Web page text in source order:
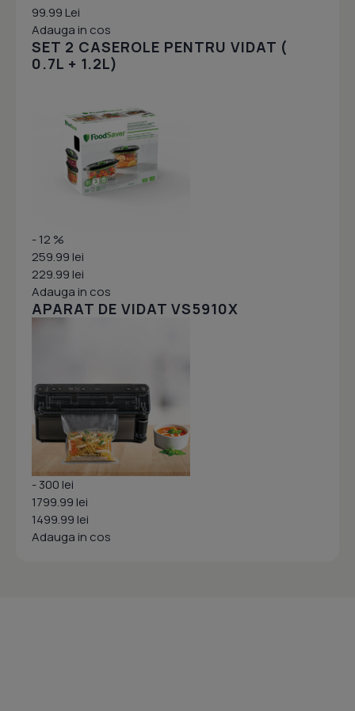
99.99 Lei
Adauga in cos
SET 2 CASEROLE PENTRU VIDAT (
0.7L + 1.2L)
- 12 %
259.99 lei
229.99 lei
Adauga in cos
APARAT DE VIDAT VS5910X
- 300 lei
1799.99 lei
1499.99 lei
Adauga in cos